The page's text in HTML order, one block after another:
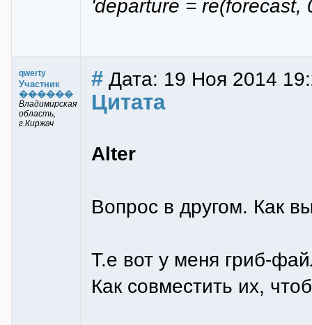
'departure = re(forecast,
qwerty
Участник
������
Владимирская
область,
г.Киржач
# Дата: 19 Ноя 2014
Цитата
Alter
Вопрос в другом. Как
Т.е вот у меня гриб-
Как совместить их,